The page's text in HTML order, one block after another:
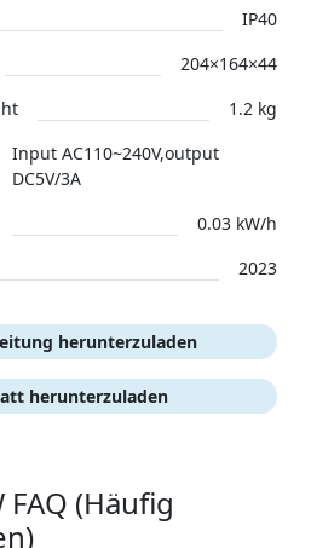
IP40
204×164×44
1.2 kg
Input AC110~240V,output
DC5V/3A
0.03 kW/h
2023
herunterzuladen
herunterzuladen
FAQ (Häufig